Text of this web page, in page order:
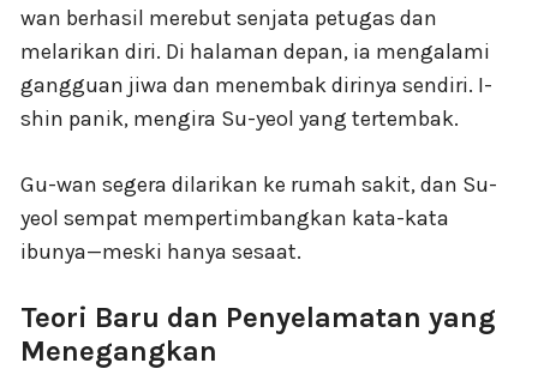
wan berhasil merebut senjata petugas dan
melarikan diri. Di halaman depan, ia mengalami
gangguan jiwa dan menembak dirinya sendiri. I-
shin panik, mengira Su-yeol yang tertembak.
Gu-wan segera dilarikan ke rumah sakit, dan Su-
yeol sempat mempertimbangkan kata-kata
ibunya—meski hanya sesaat.
Teori Baru dan Penyelamatan yang
Menegangkan